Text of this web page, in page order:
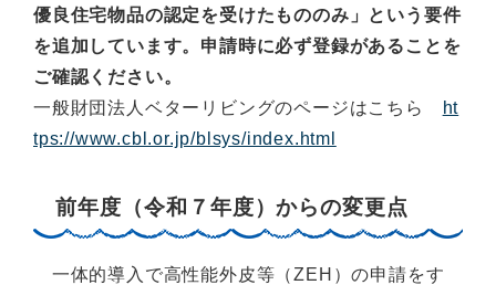
優良住宅物品の認定を受けたもののみ」という要件
を追加しています。申請時に必ず登録があることを
ご確認ください。
一般財団法人ベターリビングのページはこちら
ht
tps://www.cbl.or.jp/blsys/index.html
前年度（令和７年度）からの変更点
一体的導入で高性能外皮等（ZEH）の申請をす